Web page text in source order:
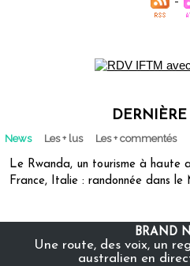
DERNIÈRE
News Les + lus Les + commentés
Le Rwanda, un tourisme à haute
France, Italie : randonnée dans
BRAND
Une route, des voix, un
australien en